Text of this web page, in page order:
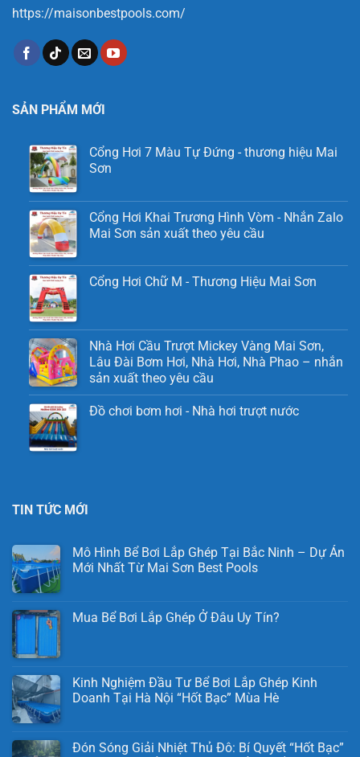
https://maisonbestpools.com/
SẢN PHẨM MỚI
Cổng Hơi 7 Màu Tự Đứng - thương hiệu Mai
Sơn
Cổng Hơi Khai Trương Hình Vòm - Nhắn Zalo
Mai Sơn sản xuất theo yêu cầu
Cổng Hơi Chữ M - Thương Hiệu Mai Sơn
Nhà Hơi Cầu Trượt Mickey Vàng Mai Sơn,
Lâu Đài Bơm Hơi, Nhà Hơi, Nhà Phao – nhắn
sản xuất theo yêu cầu
Đồ chơi bơm hơi - Nhà hơi trượt nước
TIN TỨC MỚI
Mô Hình Bể Bơi Lắp Ghép Tại Bắc Ninh – Dự Án
Mới Nhất Từ Mai Sơn Best Pools
Mua Bể Bơi Lắp Ghép Ở Đâu Uy Tín?
Kinh Nghiệm Đầu Tư Bể Bơi Lắp Ghép Kinh
Doanh Tại Hà Nội “Hốt Bạc” Mùa Hè
Đón Sóng Giải Nhiệt Thủ Đô: Bí Quyết “Hốt Bạc”